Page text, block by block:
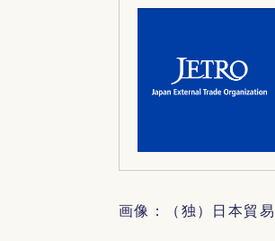
画像：（独）日本貿